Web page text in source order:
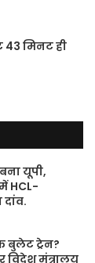
43 मिनट ही
यूपी,
HCL-
बुलेट ट्रेन?
विदेश मंत्रालय